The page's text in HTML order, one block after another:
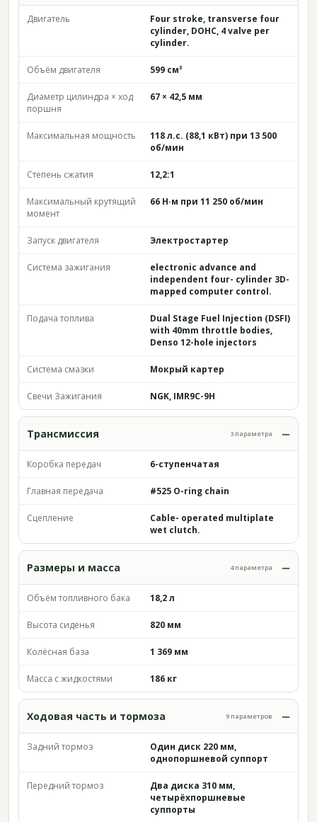
Двигатель
Four stroke, transverse four
cylinder, DOHC, 4 valve per
cylinder.
Объём двигателя 599 см³
Диаметр цилиндра × ход
поршня
67 × 42,5 мм
Максимальная мощность
118 л.с. (88,1 кВт) при 13 500
об/мин
Степень сжатия 12,2:1
Максимальный крутящий
момент
66 Н·м при 11 250 об/мин
Запуск двигателя Электростартер
Система зажигания
electronic advance and
independent four- cylinder 3D-
mapped computer control.
Подача топлива
Dual Stage Fuel Injection (DSFI)
with 40mm throttle bodies,
Denso 12-hole injectors
Система смазки Мокрый картер
Свечи Зажигания NGK, IMR9C-9H
Трансмиссия 3 параметра
Коробка передач 6-ступенчатая
Главная передача #525 O-ring chain
Сцепление
Cable- operated multiplate
wet clutch.
Размеры и масса 4 параметра
Объём топливного бака 18,2 л
Высота сиденья 820 мм
Колёсная база 1 369 мм
Масса с жидкостями 186 кг
Ходовая часть и тормоза 9 параметров
Задний тормоз
Один диск 220 мм,
однопоршневой суппорт
Передний тормоз
Два диска 310 мм,
четырёхпоршневые
суппорты